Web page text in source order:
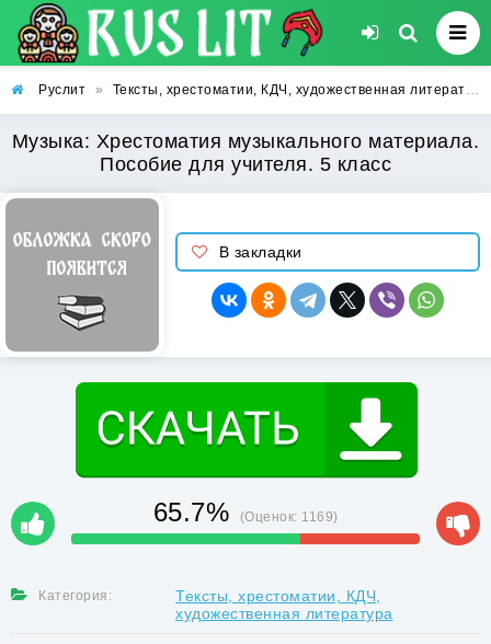
Руслит » Тексты, хрестоматии, КДЧ, художественная литература
Музыка: Хрестоматия музыкального материала.
Пособие для учителя. 5 класс
В закладки
65.7% (Оценок: 1169)
Категория:
Тексты, хрестоматии, КДЧ,
художественная литература